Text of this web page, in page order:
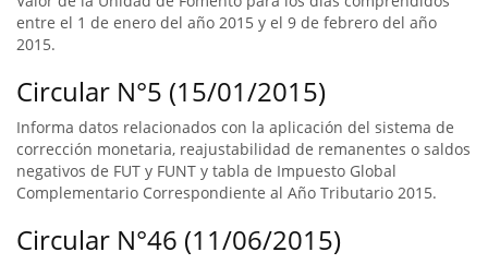
entre el 1 de enero del año 2015 y el 9 de febrero del año
2015.
Circular N°5 (15/01/2015)
Informa datos relacionados con la aplicación del sistema de
corrección monetaria, reajustabilidad de remanentes o saldos
negativos de FUT y FUNT y tabla de Impuesto Global
Complementario Correspondiente al Año Tributario 2015.
Circular N°46 (11/06/2015)